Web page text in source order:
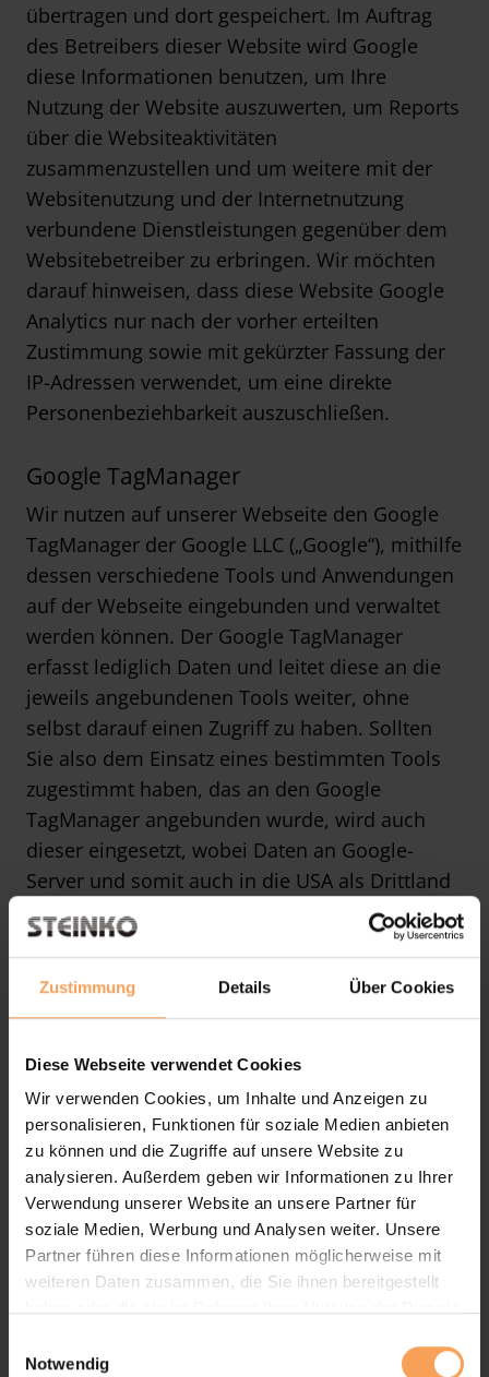
Zustimmung Details Über Cookies
Diese Webseite verwendet Cookies
Wir verwenden Cookies, um Inhalte und Anzeigen zu
personalisieren, Funktionen für soziale Medien anbieten
zu können und die Zugriffe auf unsere Website zu
analysieren. Außerdem geben wir Informationen zu Ihrer
Verwendung unserer Website an unsere Partner für
soziale Medien, Werbung und Analysen weiter. Unsere
Partner führen diese Informationen möglicherweise mit
weiteren Daten zusammen, die Sie ihnen bereitgestellt
Notwendig
übertragen und dort gespeichert. Im Auftrag
des Betreibers dieser Website wird Google
diese Informationen benutzen, um Ihre
Nutzung der Website auszuwerten, um Reports
über die Websiteaktivitäten
zusammenzustellen und um weitere mit der
Websitenutzung und der Internetnutzung
verbundene Dienstleistungen gegenüber dem
Websitebetreiber zu erbringen. Wir möchten
darauf hinweisen, dass diese Website Google
Analytics nur nach der vorher erteilten
Zustimmung sowie mit gekürzter Fassung der
IP-Adressen verwendet, um eine direkte
Personenbeziehbarkeit auszuschließen.
Google TagManager
Wir nutzen auf unserer Webseite den Google
TagManager der Google LLC („Google“), mithilfe
dessen verschiedene Tools und Anwendungen
auf der Webseite eingebunden und verwaltet
werden können. Der Google TagManager
erfasst lediglich Daten und leitet diese an die
jeweils angebundenen Tools weiter, ohne
selbst darauf einen Zugriff zu haben. Sollten
Sie also dem Einsatz eines bestimmten Tools
zugestimmt haben, das an den Google
TagManager angebunden wurde, wird auch
dieser eingesetzt, wobei Daten an Google-
Server und somit auch in die USA als Drittland
weitergeleitet werden können. Sollte dagegen
keinem Tool zugestimmt worden sein, wird
auch der Google TagManager nicht verwendet.
Diese Webseite nutzt auf Grundlage des
berechtigten Interesses gemäß Art. 6 Abs. 1 lit.
f DSGVO die Dienste von hCaptcha, einem
Angebot der Intuition Machines, Inc. („hCap-
tcha“). hCaptcha verwendet Cookies und
vergleichbare Technologien, um zu
unterscheiden, ob Eingaben auf dieser
Webseite durch Menschen oder automatisierte
Programme („Bots“) erfolgen. Dabei werden